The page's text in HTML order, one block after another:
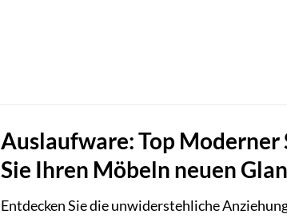
Auslaufware: Top
Sie Ihren Möbeln neuen
Entdecken Sie die unwiderstehliche